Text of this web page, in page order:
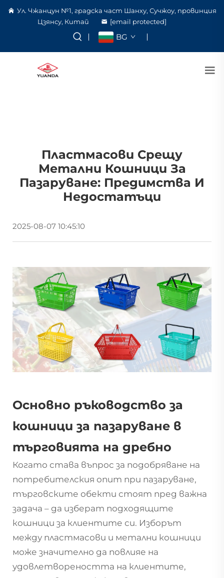
Ул. Чжанцун №1, градска част Шанху, Сучжоу, провинция
Цзянсу, Китай
[email protected]
BG
Пластмасови Срещу
Метални Кошници За
Пазаруване: Предимства И
Недостатъци
2025-08-07 10:45:10
Основно ръководство за
кошници за пазаруване в
търговията на дребно
Когато става въпрос за подобряване на
потребителския опит при пазаруване,
търговските обекти стоят пред важна
задача – да изберат подходящите
кошници за клиентите си. Изборът
между пластмасови и метални кошници
може значително да повлияе на
удовлетвореността на клиентите,